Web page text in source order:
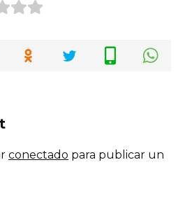
conectado para publicar un